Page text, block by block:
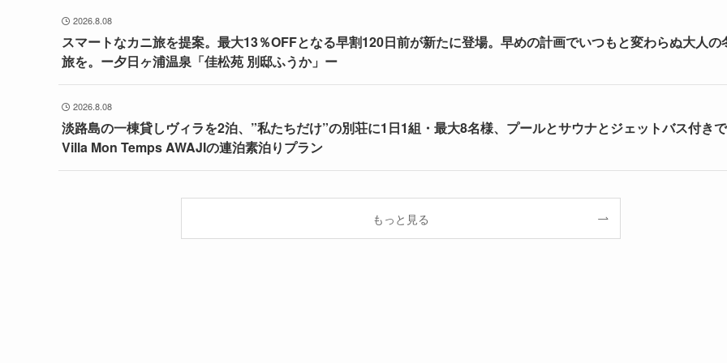
2026.8.08
スマートなカニ旅を提案。最大13％OFFとなる早割120日前が新たに登場。早めの計画でいつもと変わらぬ大人の
旅を。ー夕日ヶ浦温泉「佳松苑 別邸ふうか」ー
2026.8.08
淡路島の一棟貸しヴィラを2泊、”私たちだけ”の別荘に1日1組・最大8名様、プールとサウナとジェットバス付きで
Villa Mon Temps AWAJIの連泊素泊りプラン
もっと見る